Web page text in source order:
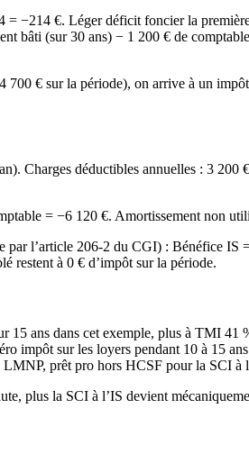
−214 €. Léger déficit foncier la
bâti (sur 30 ans) − 1 200 € de
700 € sur la période), on arrive à un
Charges déductibles annuelles : 3
= −6 120 €. Amortissement non
par l’article 206-2 du CGI) : Bénéfice
restent à 0 € d’impôt sur la période.
15 ans dans cet exemple, plus à TMI 41
impôt sur les loyers pendant 10 à 15
prêt pro hors HCSF pour la SCI à
plus la SCI à l’IS devient